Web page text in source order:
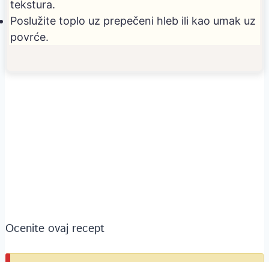
tekstura.
Poslužite toplo uz prepečeni hleb ili kao umak uz
povrće.
Ocenite ovaj recept